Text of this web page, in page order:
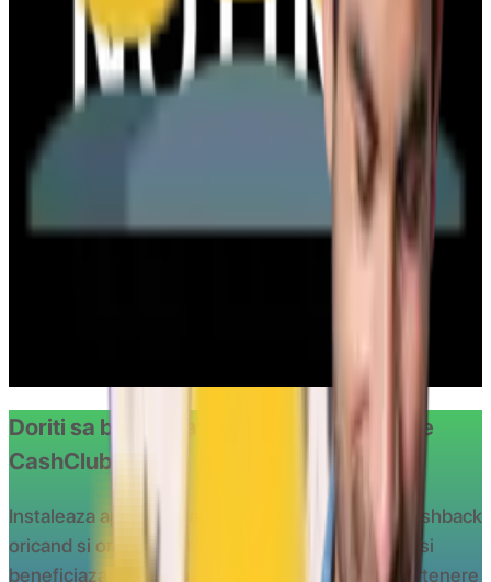
COD REDUCERE MANUKASHOP 5%
130x folosit
afiseaza codul
COD REDUCERE TENQ.RO - 5%
afiseaza codulHCLUB5
Doriti sa beneficiati de ofertele oferite de
CashClub?
Instaleaza aplicatia CashClub si beneciaza de cashback
oricand si oriunde
Instaleaza extensia CashClub si
beneficiaza de cashback la toate magazinele partenere